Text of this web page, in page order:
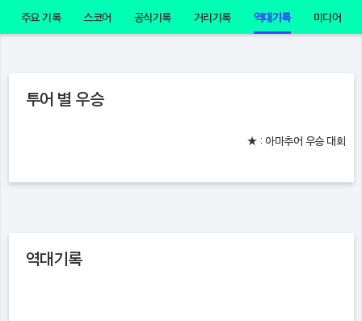
주요 기록 스코어 공식기록 거리기록 역대기록 미디어
투어 별 우승
★ : 아마추어 우승 대회
역대기록